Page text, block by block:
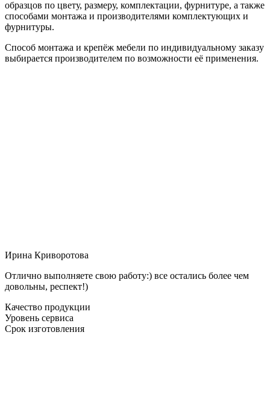
образцов по цвету, размеру, комплектации, фурнитуре, а также
способами монтажа и производителями комплектующих и
фурнитуры.
Способ монтажа и крепёж мебели по индивидуальному заказу
выбирается производителем по возможности её применения.
Ирина Криворотова
Отлично выполняете свою работу:) все остались более чем
довольны, респект!)
Качество продукции
Уровень сервиса
Срок изготовления